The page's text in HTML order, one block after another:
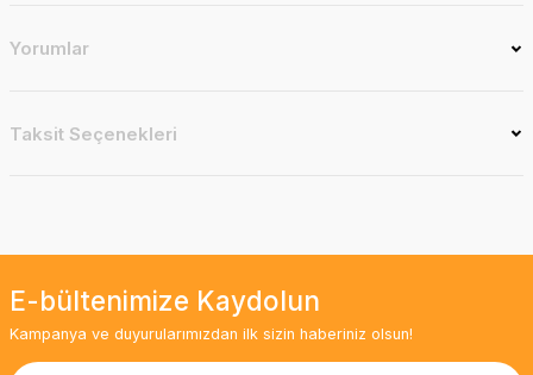
Yorumlar
Taksit Seçenekleri
E-bültenimize Kaydolun
Kampanya ve duyurularımızdan ilk sizin haberiniz olsun!